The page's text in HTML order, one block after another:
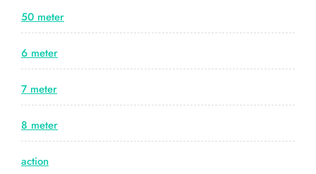
50 meter
6 meter
7 meter
8 meter
action